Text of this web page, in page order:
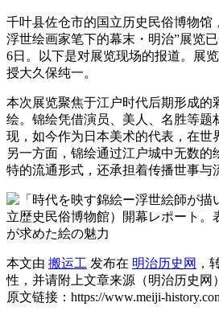
千叶县佐仓市的国立历史民俗博物
浮世绘画家笔下的幕末・明治”展览
6日。以下是对展览现场的报道。展
授大久保纯一。
本次展览聚焦于江户时代后期形成
绘。锦绘凭借演员、美人、名胜等题
现，如今作为日本美术的代表，在世
另一方面，锦绘通过江户城中无数的
特的流通形式，还承担着传播世事与
本文由 搬运工 发布在 明治历史网 ，
性，并请附上文章来源（明治历史网
原文链接：https://www.meiji-